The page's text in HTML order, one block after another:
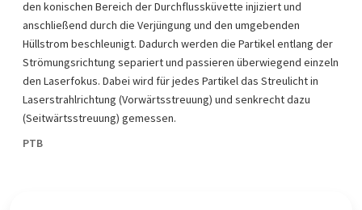
den konischen Bereich der Durchflussküvette injiziert und
anschließend durch die Verjüngung und den umgebenden
Hüllstrom beschleunigt. Dadurch werden die Partikel entlang der
Strömungsrichtung separiert und passieren überwiegend einzeln
den Laserfokus. Dabei wird für jedes Partikel das Streulicht in
Laserstrahlrichtung (Vorwärtsstreuung) und senkrecht dazu
(Seitwärtsstreuung) gemessen.
PTB